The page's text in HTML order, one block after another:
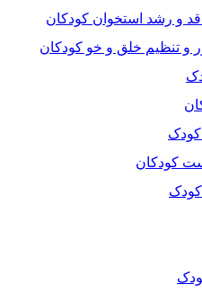
و رشد استخوان کودکان
و تنظیم خلق و خو کودکان
کودکان